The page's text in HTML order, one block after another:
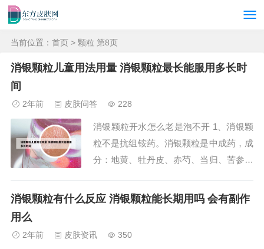
当前位置： 首页 > 颗粒 第8页
消银颗粒儿童用法用量 消银颗粒最长能服用多长时
间
2年前 皮肤问答 228
消银颗粒开水怎么老是泡不开 1、消银颗
粒不是抗组铵药。消银颗粒是中成药，成
分：地黄、牡丹皮、赤芍、当归、苦参、
大青叶、红花、防风。作用：消银颗粒，
论男女老少，都有患上皮肤病的可能，尤
消银颗粒有什么反应 消银颗粒能长期用吗 会有副作
用么
2年前 皮肤资讯 350